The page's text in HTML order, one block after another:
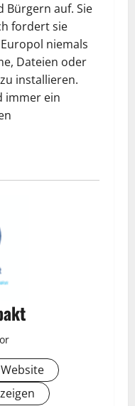
Bürgern auf. Sie
fordert sie
niemals
Dateien oder
installieren.
immer ein